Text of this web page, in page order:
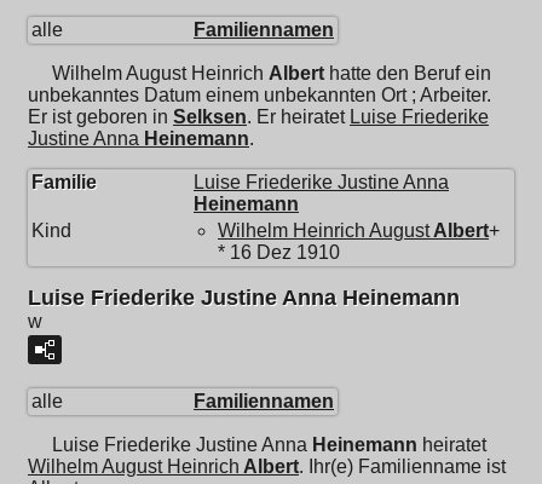
alle Familiennamen
Wilhelm August Heinrich Albert hatte den Beruf ein
unbekanntes Datum einem unbekannten Ort ; Arbeiter.
Er ist geboren in Selksen. Er heiratet Luise Friederike
Justine Anna Heinemann.
Familie
Luise Friederike Justine Anna
Heinemann
Kind
Wilhelm Heinrich August Albert+
* 16 Dez 1910
Luise Friederike Justine Anna Heinemann
w
alle Familiennamen
Luise Friederike Justine Anna Heinemann heiratet
Wilhelm August Heinrich Albert. Ihr(e) Familienname ist